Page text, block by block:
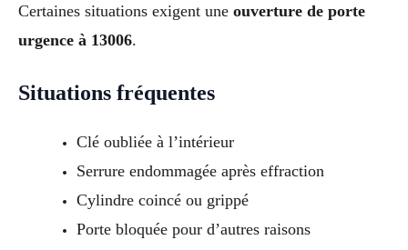
Certaines situations exigent une ouverture de porte
urgence à 13006.
Situations fréquentes
Clé oubliée à l’intérieur
Serrure endommagée après effraction
Cylindre coincé ou grippé
Porte bloquée pour d’autres raisons